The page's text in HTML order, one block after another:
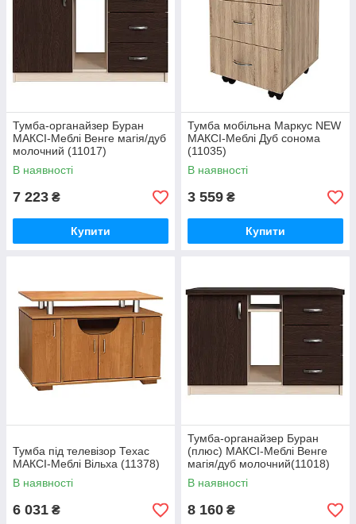
Тумба-органайзер Буран
МАКСІ-Меблі Венге магія/дуб
молочний (11017)
В наявності
7 223 ₴
Купити
Тумба мобільна Маркус NEW
МАКСІ-Меблі Дуб сонома
(11035)
В наявності
3 559 ₴
Купити
Тумба під телевізор Техас
МАКСІ-Меблі Вільха (11378)
В наявності
6 031 ₴
Тумба-органайзер Буран
(плюс) МАКСІ-Меблі Венге
магія/дуб молочний(11018)
В наявності
8 160 ₴